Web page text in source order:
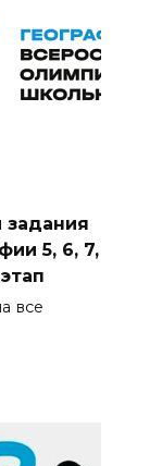
задания
5, 6, 7,
все